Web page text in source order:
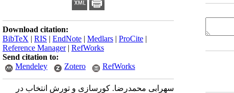
Download citation:
BibTeX | RIS | EndNote | Medlars | ProCite |
Reference Manager| RefWorks
Send citation to:
Mendeley
Zotero RefWorks
سهرابی محمدرضا. کورسازی و تورش انتخاب در